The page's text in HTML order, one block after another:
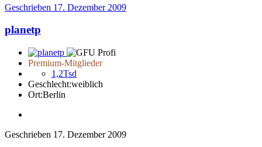
Geschrieben 17. Dezember 2009
planetp
Premium-Mitglieder
1,2Tsd
Geschlecht:weiblich
Ort:Berlin
Geschrieben 17. Dezember 2009